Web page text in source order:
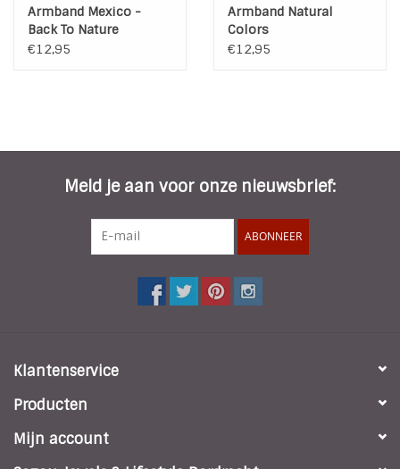
Armband Mexico -
Back To Nature
€12,95
Armband Natural
Colors
€12,95
Meld je aan voor onze nieuwsbrief:
ABONNEER
Klantenservice
Producten
Mijn account